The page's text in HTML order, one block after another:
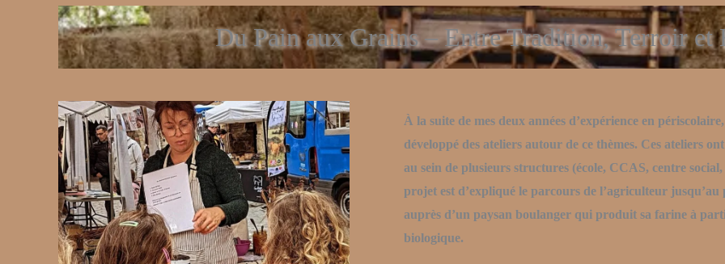
Du Pain aux Grains – Entre Tradition, Terroir et
À la suite de mes deux années d’expérience en
développé des ateliers autour de ce thèmes. Ces ateliers
au sein de plusieurs structures (école, CCAS, centre
projet est d’expliqué le parcours de l’agriculteur
auprès d’un paysan boulanger qui produit sa farine à
biologique.